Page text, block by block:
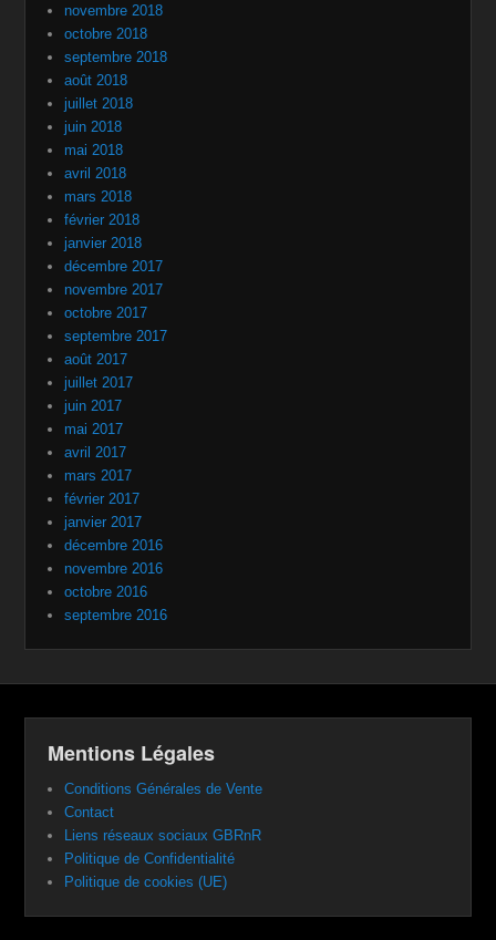
novembre 2018
octobre 2018
septembre 2018
août 2018
juillet 2018
juin 2018
mai 2018
avril 2018
mars 2018
février 2018
janvier 2018
décembre 2017
novembre 2017
octobre 2017
septembre 2017
août 2017
juillet 2017
juin 2017
mai 2017
avril 2017
mars 2017
février 2017
janvier 2017
décembre 2016
novembre 2016
octobre 2016
septembre 2016
Mentions Légales
Conditions Générales de Vente
Contact
Liens réseaux sociaux GBRnR
Politique de Confidentialité
Politique de cookies (UE)